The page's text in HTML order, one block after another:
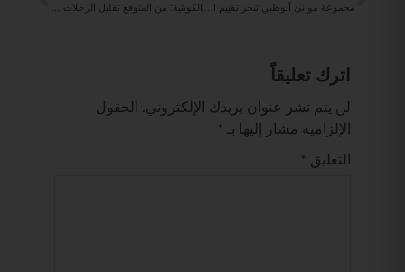
اترك تعليقاً
لن يتم نشر عنوان بريدك الإلكتروني.
الحقول
الإلزامية مشار إليها بـ
*
التعليق *